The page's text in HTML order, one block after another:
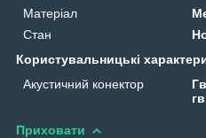
Матеріал
Стан
Користувальницькі
Акустичний конектор
Приховати